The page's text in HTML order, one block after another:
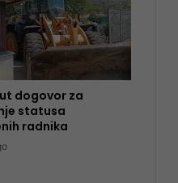
dogovor za
statusa
radnika